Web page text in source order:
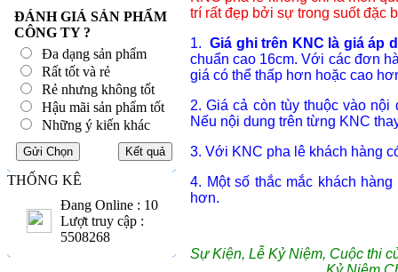
ĐÁNH GIÁ SẢN PHẨM
CÔNG TY ?
Đa dạng sản phẩm
Rất tốt và rẻ
Rẻ nhưng không tốt
Hậu mãi sản phẩm tốt
Những ý kiến khác
THỐNG KÊ
Đang Online : 10
Lượt truy cập :
5508268
trí rất đẹp bởi sự trong suốt đặc
1.Giá ghi trên KNC là giá áp
chuẩn cao 16cm. Với các đơn
giá có thể thấp hơn hoặc cao
2. Giá cả còn tùy thuộc vào
Nếu nội dung trên từng KNC
3. Với KNC pha lê khách hàng
4. Một số thắc mắc khách
hơn.
Sự Kiện, Lễ Kỷ Niệm, Cuộc thi